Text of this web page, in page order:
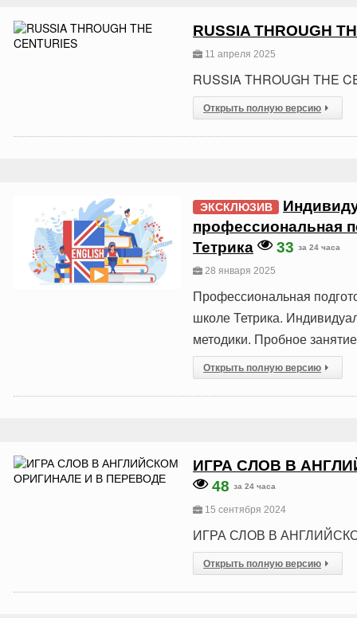
RUSSIA THROUGH
11 апреля 2025
RUSSIA THROUGH THE
Открыть полную версию
ЭКСКЛЮЗИВ
профессиональная
Тетрика
33 за 24 часа
28 января 2025
Профессиональная
школе Тетрика.
методики. Пробное
Открыть полную версию
ИГРА СЛОВ В
48 за 24 часа
15 сентября 2024
ИГРА СЛОВ В
Открыть полную версию